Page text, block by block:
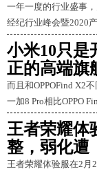
一年一度的行业盛事
经纪行业峰会暨2020
小米10只是
正的高端旗
而且和OPPOFind X2
一加8 Pro相比OPPO
王者荣耀体
整，弱化遭
王者荣耀体验服在2月